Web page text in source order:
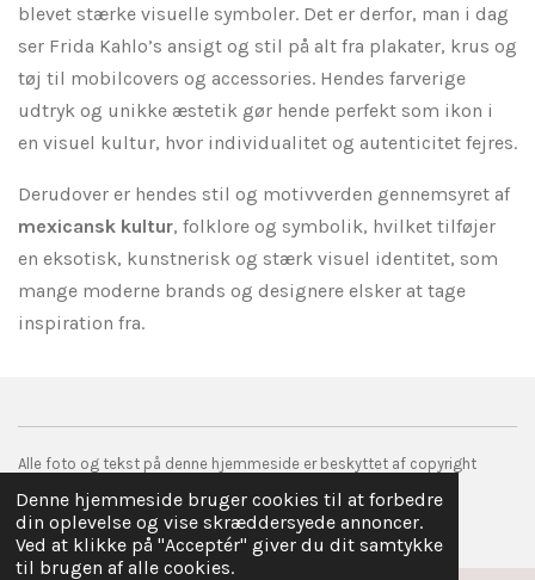
Denne hjemmeside bruger cookies til at forbedre
din oplevelse og vise skræddersyede annoncer.
Ved at klikke på "Acceptér" giver du dit samtykke
til brugen af alle cookies.
blevet stærke visuelle symboler. Det er derfor, man i dag
ser Frida Kahlo’s ansigt og stil på alt fra plakater, krus og
tøj til mobilcovers og accessories. Hendes farverige
udtryk og unikke æstetik gør hende perfekt som ikon i
en visuel kultur, hvor individualitet og autenticitet fejres.
Derudover er hendes stil og motivverden gennemsyret af
mexicansk kultur, folklore og symbolik, hvilket tilføjer
en eksotisk, kunstnerisk og stærk visuel identitet, som
mange moderne brands og designere elsker at tage
inspiration fra.
Alle foto og tekst på denne hjemmeside er beskyttet af copyright
© 2017 droemmefanger.com
Drevet afWebador